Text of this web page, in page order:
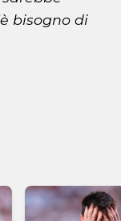
bisogno di